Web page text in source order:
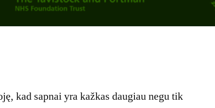
kad sapnai yra kažkas daugiau negu tik